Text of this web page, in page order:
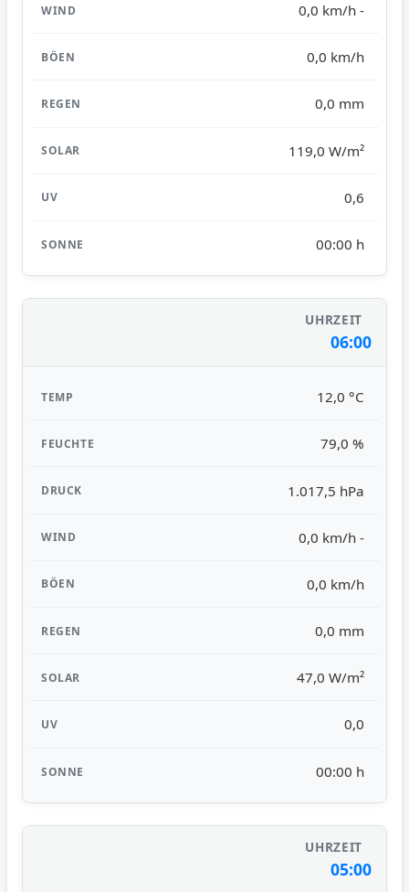
0,0 km/h -
0,0 km/h
0,0 mm
119,0 W/m²
0,6
00:00 h
06:00
12,0 °C
79,0 %
1.017,5 hPa
0,0 km/h -
0,0 km/h
0,0 mm
47,0 W/m²
0,0
00:00 h
05:00